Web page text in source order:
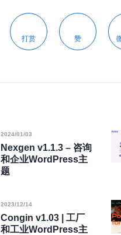
打赏 赞
2024/01/03
Nexgen v1.1.3 – 咨询
和企业WordPress主
题
2023/12/14
Congin v1.03 | 工厂
和工业WordPress主